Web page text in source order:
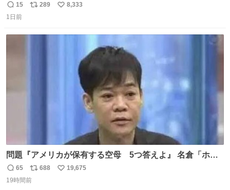
返
信
15
リ
289
い
8,333
1日前
問題『アメリカが保有する空母 5つ答えよ』 名倉「ホン
マごめん、日本」
返
信
65
リ
ポ
688
い
19,675
19時間前